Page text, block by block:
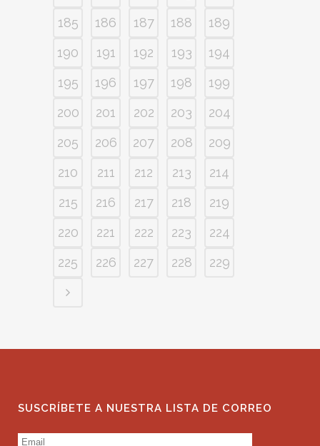
185
186 187 188
189
190
191 192 193
194
195
196 197 198
199
200
201 202 203
204
205
206 207 208
209
210
211 212 213
214
215
216 217 218
219
220
221 222 223
224
225
226 227 228 229
SUSCRÍBETE A NUESTRA LISTA DE CORREO